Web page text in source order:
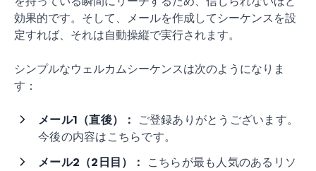
効果的です。そして、メールを作成してシーケンスを設
定すれば、それは自動操縦で実行されます。
シンプルなウェルカムシーケンスは次のようになりま
す：
メール1（直後）：
ご登録ありがとうございます。
今後の内容はこちらです。
メール2（2日目）：
こちらが最も人気のあるリソ